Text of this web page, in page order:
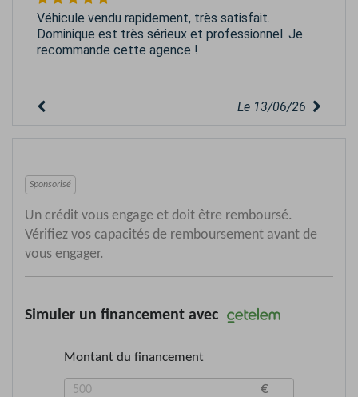
Véhicule vendu rapidement, très satisfait.
Dominique est très sérieux et professionnel. Je
recommande cette agence !
Le 13/06/26